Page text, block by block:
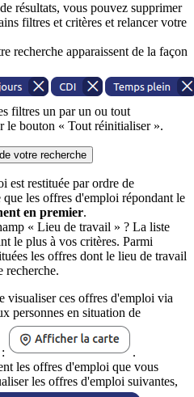
résultats, vous pouvez supprimer
filtres et critères et relancer votre
recherche apparaissent de la façon
filtres un par un ou tout
le bouton « Tout réinitialiser ».
votre recherche
est restituée par ordre de
les offres d'emploi répondant le
en premier.
« Lieu de travail » ? La liste
le plus à vos critères. Parmi
les offres dont le lieu de travail
recherche.
visualiser ces offres d'emploi via
personnes en situation de
.
les offres d'emploi que vous
les offres d'emploi suivantes,